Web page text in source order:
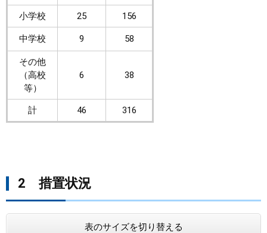
小学校 25 156
中学校 9 58
その他
（高校
等）
6 38
計 46 316
2 措置状況
表のサイズを切り替える